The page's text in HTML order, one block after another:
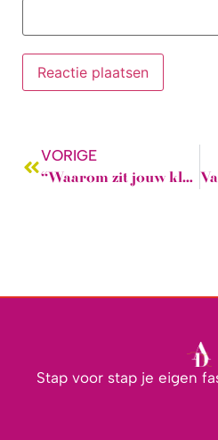
VORIGE
“Waarom zit jouw kleding niet lekker? De oplossing ligt in de overwijdte!”
Stap voor stap je eigen